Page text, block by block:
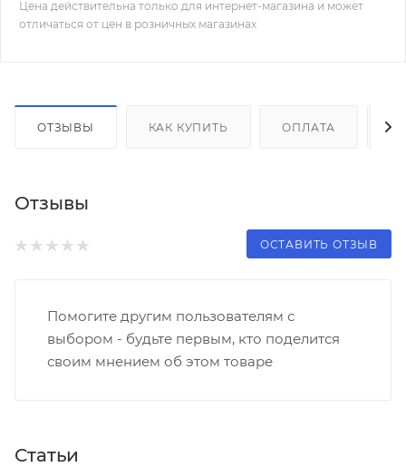
Цена действительна только для интернет-магазина и может
отличаться от цен в розничных магазинах
ОТЗЫВЫ КАК КУПИТЬ ОПЛАТА
Отзывы
ОСТАВИТЬ ОТЗЫВ
Помогите другим пользователям с
выбором - будьте первым, кто поделится
своим мнением об этом товаре
Статьи